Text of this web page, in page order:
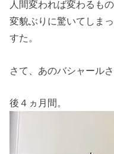
人間変われば変わるもの
変貌ぶりに驚いてしま
すた。
さて、あのバシャール
後４ヵ月間。